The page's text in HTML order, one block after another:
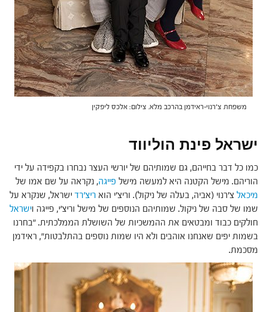
משפחת צ'רנוי-ראידמן בהרכב מלא. צילום: אלכס ליפקין
ישראל פינת הוליווד
כמו כל דבר בחייהם, גם שמותיהם של יורשי העצר נבחרו בקפידה על ידי
הוריהם. מישל הקטנה היא למעשה מישל פייגה, נקראה על שם אמו של
מיכאל צ'רנוי (אביה, בעלה של ניקול). וריצ'י הוא ריצ'רד ישראל, שנקרא על
שמו של סבה של ניקול. שמותיהם הנוספים של מישל וריצ'י, פייגה וישראל
חולקים כבוד ומבטאים את ההמשכיות של השושלת הממלכתית. "בחרנו
בשמות יפים שאנחנו אוהבים ולא היו שמות נוספים בהתלבטות", ראידמן
מסכמת.